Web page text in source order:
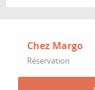
Chez Margo
Réservation